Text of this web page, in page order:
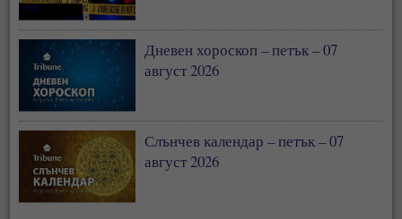
Дневен хороскоп – петък – 07
август 2026
Слънчев календар – петък – 07
август 2026